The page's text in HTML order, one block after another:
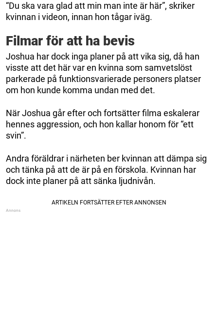
“Du ska vara glad att min man inte är här”, skriker
kvinnan i videon, innan hon tågar iväg.
Filmar för att ha bevis
Joshua har dock inga planer på att vika sig, då han
visste att det här var en kvinna som samvetslöst
parkerade på funktionsvarierade personers platser
om hon kunde komma undan med det.
När Joshua går efter och fortsätter filma eskalerar
hennes aggression, och hon kallar honom för “ett
svin”.
Andra föräldrar i närheten ber kvinnan att dämpa sig
och tänka på att de är på en förskola. Kvinnan har
dock inte planer på att sänka ljudnivån.